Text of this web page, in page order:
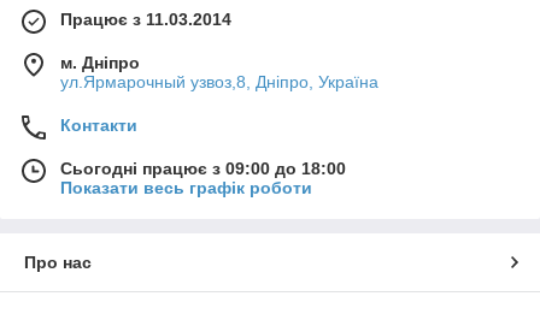
Працює з 11.03.2014
м. Дніпро
ул.Ярмарочный узвоз,8, Дніпро, Україна
Контакти
Сьогодні працює з 09:00 до 18:00
Показати весь графік роботи
Про нас